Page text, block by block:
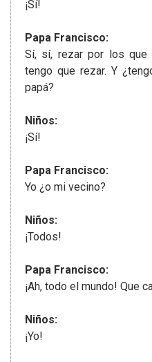
¡Sí!
Papa Francisco:
Sí, sí, rezar por los que
tengo que rezar. Y
papá?
Niños:
¡Sí!
Papa Francisco:
Yo ¿o mi vecino?
Niños:
¡Todos!
Papa Francisco:
¡Ah, todo el mundo! Que
Niños:
¡Yo!